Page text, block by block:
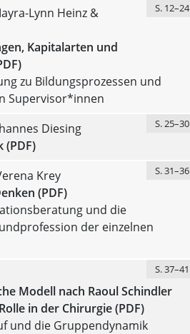
Lynn Heinz &
S. 12–24
Kapitalarten und
zu Bildungsprozessen und
Supervisor*innen
Diesing
S. 25–30
(PDF)
Krey
S. 31–36
(PDF)
und die
der einzelnen
S. 37–41
Modell nach Raoul Schindler
in der Chirurgie (PDF)
und die Gruppendynamik